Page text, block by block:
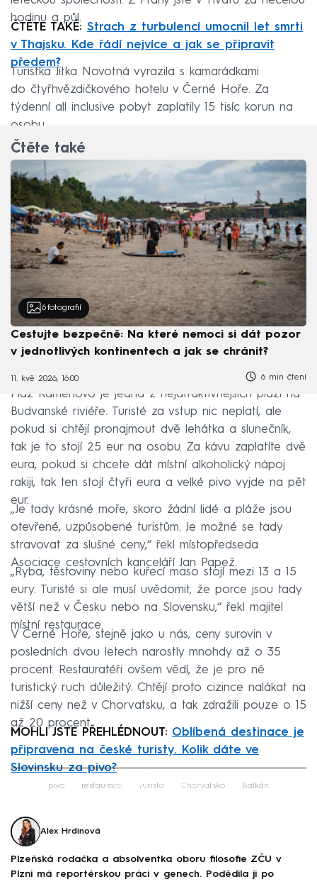
hodinu a půl.
ČTĚTE TAKÉ: Strach z turbulencí umocnil let smrti
v Thajsku. Kde řádí nejvíce a jak se připravit
předem?
Turistka Jitka Novotná vyrazila s kamarádkami
do čtyřhvězdičkového hotelu v Černé Hoře. Za
týdenní all inclusive pobyt zaplatily 15 tisíc korun na
osobu.
Čtěte také
6 fotografií
Cestujte bezpečně: Na které nemoci si dát pozor
v jednotlivých kontinentech a jak se chránit?
11. kvě 2026, 16:00 6 min čtení
Pláž Kamenovo je jedna z nejatraktivnějších pláží na
Budvanské riviéře. Turisté za vstup nic neplatí, ale
pokud si chtějí pronajmout dvě lehátka a slunečník,
tak je to stojí 25 eur na osobu. Za kávu zaplatíte dvě
eura, pokud si chcete dát místní alkoholický nápoj
rakiji, tak ten stojí čtyři eura a velké pivo vyjde na pět
eur.
„Je tady krásné moře, skoro žádní lidé a pláže jsou
otevřené, uzpůsobené turistům. Je možné se tady
stravovat za slušné ceny,“ řekl místopředseda
Asociace cestovních kanceláří Jan Papež.
„Ryba, těstoviny nebo kuřecí maso stojí mezi 13 a 15
eury. Turisté si ale musí uvědomit, že porce jsou tady
větší než v Česku nebo na Slovensku,“ řekl majitel
místní restaurace.
V Černé Hoře, stejně jako u nás, ceny surovin v
posledních dvou letech narostly mnohdy až o 35
procent. Restauratéři ovšem vědí, že je pro ně
turistický ruch důležitý. Chtějí proto cizince nalákat na
nižší ceny než v Chorvatsku, a tak zdražili pouze o 15
až 20 procent.
MOHLI JSTE PŘEHLÉDNOUT: Oblíbená destinace je
připravena na české turisty. Kolik dáte ve
Slovinsku za pivo?
Failed to fetch
pivo restaurace turista Chorvatsko Balkán
Alex Hrdinová
Plzeňská rodačka a absolventka oboru filosofie ZČU v
Plzni má reportérskou práci v genech. Podědila ji po